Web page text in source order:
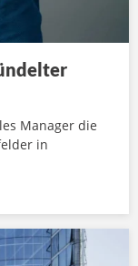
Manager die
in